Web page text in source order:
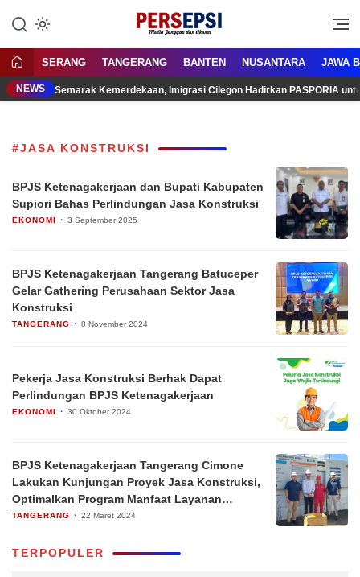
konten
Persepsi.co.id
Media Tanggap Dan Akurat
SERANG TANGERANG BANTEN NUSANTARA JAWA
NEWS Semarak Kemerdekaan, Imigrasi Cilegon Hadirkan PASPORIA
#JASA KONSTRUKSI
BPJS Ketenagakerjaan dan Bupati Kabupaten
Supiori Bahas Perlindungan Jasa Konstruksi
EKONOMI 3 September 2025
BPJS Ketenagakerjaan Tangerang Batuceper
Gelar Gathering Perusahaan Sektor Jasa
Konstruksi
TANGERANG 8 November 2024
Pekerja Jasa Konstruksi Berhak Dapat
Perlindungan BPJS Ketenagakerjaan
EKONOMI 30 Oktober 2024
BPJS Ketenagakerjaan Tangerang Cimone
Lakukan Kunjungan Proyek Jasa Konstruksi,
Optimalkan Program Manfaat Layanan
Tambahan (MLT)
TANGERANG 22 Maret 2024
TERPOPULER